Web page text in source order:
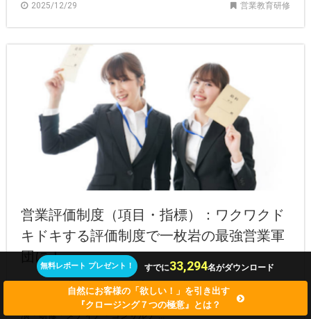
2025/12/29 営業教育研修
営業評価制度（項目・指標）：ワクワクド
キドキする評価制度で一枚岩の最強営業軍
団に！
あなたは、営業マンの評価制度について悩んでいないでしょう
か？ 大丈夫です！ 【 ミリオンセールスアカデミー®︎台本営業®︎ 講
演・研修・メディア・コンサルテ ...
無料レポート プレゼント！ すでに33,294名がダウンロード
自然にお客様の「欲しい！」を引き出す
『クロージング７つの極意』とは？